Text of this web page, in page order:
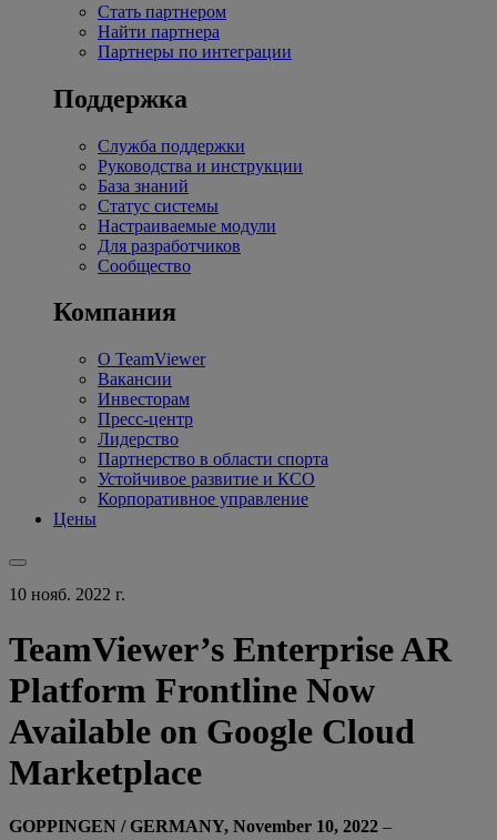
Стать партнером
Найти партнера
Партнеры по интеграции
Поддержка
Служба поддержки
Руководства и инструкции
База знаний
Статус системы
Настраиваемые модули
Для разработчиков
Сообщество
Компания
О TeamViewer
Вакансии
Инвесторам
Пресс-центр
Лидерство
Партнерство в области спорта
Устойчивое развитие и КСО
Корпоративное управление
Цены
10 нояб. 2022 г.
TeamViewer’s Enterprise AR
Platform Frontline Now
Available on Google Cloud
Marketplace
GOPPINGEN / GERMANY, November 10, 2022 –